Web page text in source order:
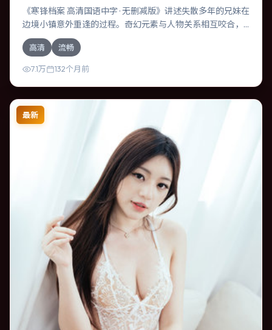
《寒锋档案 高清国语中字 · 无删减版》讲述失散多年的兄妹在
边境小镇意外重逢的过程。奇幻元素与人物关系相互咬合，
莱昂纳多·迪卡普里奥、黄渤的对手戏尤为出彩。导演达米恩·
查泽雷善于在长镜头中积蓄张力，本片亦在中国大陆实地取
景，增强真实质感。
高清 流畅
7.1万 132个月前
最新